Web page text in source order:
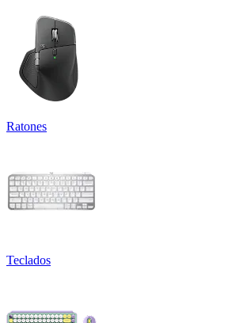
Ratones
Teclados